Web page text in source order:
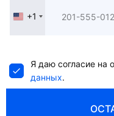
United
+1
Я даю согласие на
данных.